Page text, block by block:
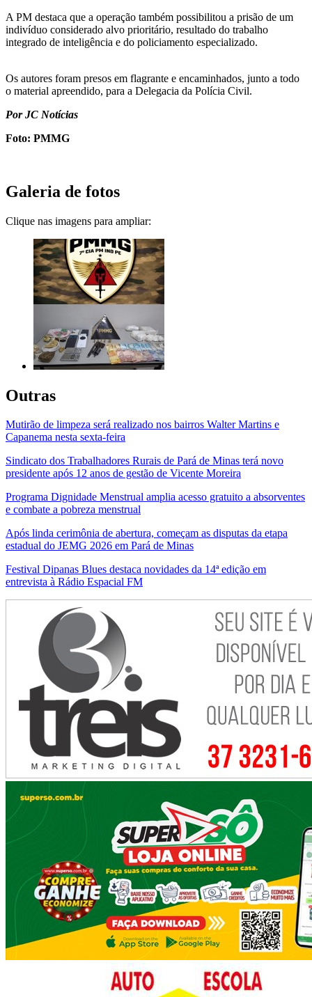
A PM destaca que a operação também possibilitou a prisão de um
indivíduo considerado alvo prioritário, resultado do trabalho
integrado de inteligência e do policiamento especializado.
Os autores foram presos em flagrante e encaminhados, junto a todo
o material apreendido, para a Delegacia da Polícia Civil.
Por JC Notícias
Foto: PMMG
Galeria de fotos
Clique nas imagens para ampliar:
Outras
Mutirão de limpeza será realizado nos bairros Walter Martins e
Capanema nesta sexta-feira
Sindicato dos Trabalhadores Rurais de Pará de Minas terá novo
presidente após 12 anos de gestão de Vicente Moreira
Programa Dignidade Menstrual amplia acesso gratuito a absorventes
e combate a pobreza menstrual
Após linda cerimônia de abertura, começam as disputas da etapa
estadual do JEMG 2026 em Pará de Minas
Festival Dipanas Blues destaca novidades da 14ª edição em
entrevista à Rádio Espacial FM